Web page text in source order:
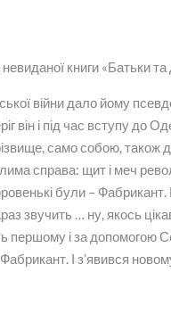
невиданої книги «Батьки та
війни дало йому
він і під час вступу до
само собою, також
справа: щит і меч
були –
звучить … ну, якось
першому і за допомогою
І з’явився